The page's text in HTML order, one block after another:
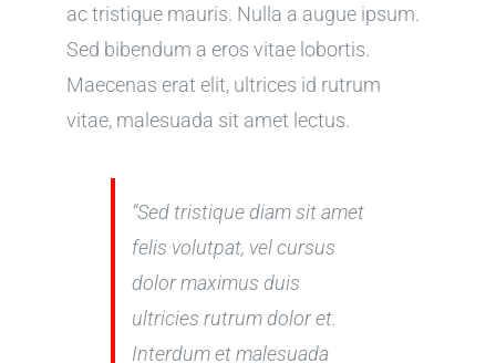
ac tristique mauris. Nulla a augue ipsum.
Sed bibendum a eros vitae lobortis.
Maecenas erat elit, ultrices id rutrum
vitae, malesuada sit amet lectus.
“Sed tristique diam sit amet
felis volutpat, vel cursus
dolor maximus duis
ultricies rutrum dolor et.
Interdum et malesuada